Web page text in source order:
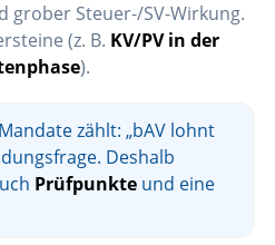
grober Steuer-/SV-Wirkung.
(z. B. KV/PV in der
).
zählt: „bAV lohnt
Deshalb
Prüfpunkte und eine